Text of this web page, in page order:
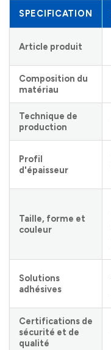
SPECIFICATION
Article produit
Composition du
matériau
Technique de
production
Profil
d'épaisseur
Taille, forme et
couleur
Solutions
adhésives
Certifications de
sécurité et de
qualité